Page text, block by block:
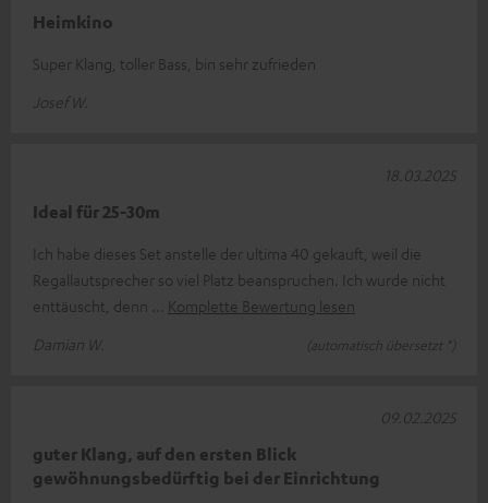
Heimkino
Super Klang, toller Bass, bin sehr zufrieden
Josef W.
Ideal für 25-30m
Ich habe dieses Set anstelle der ultima 40 gekauft, weil die
Regallautsprecher so viel Platz beanspruchen. Ich wurde nicht
enttäuscht, denn
Komplette Bewertung lesen
Damian W.
(automatisch übersetzt *)
18.03.2025
guter Klang, auf den ersten Blick
gewöhnungsbedürftig bei der Einrichtung
09.02.2025